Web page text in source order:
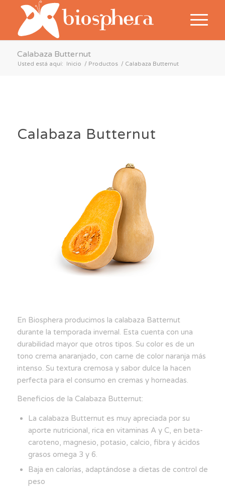
Calabaza Butternut
Usted está aquí: Inicio / Productos / Calabaza Butternut
Calabaza Butternut
En Biosphera producimos la calabaza Batternut
durante la temporada invernal. Esta cuenta con una
durabilidad mayor que otros tipos. Su color es de un
tono crema anaranjado, con carne de color naranja más
intenso. Su textura cremosa y sabor dulce la hacen
perfecta para el consumo en cremas y horneadas.
Beneficios de la Calabaza Butternut:
La calabaza Butternut es muy apreciada por su
aporte nutricional, rica en vitaminas A y C, en beta-
caroteno, magnesio, potasio, calcio, fibra y ácidos
grasos omega 3 y 6.
Baja en calorías, adaptándose a dietas de control de
peso